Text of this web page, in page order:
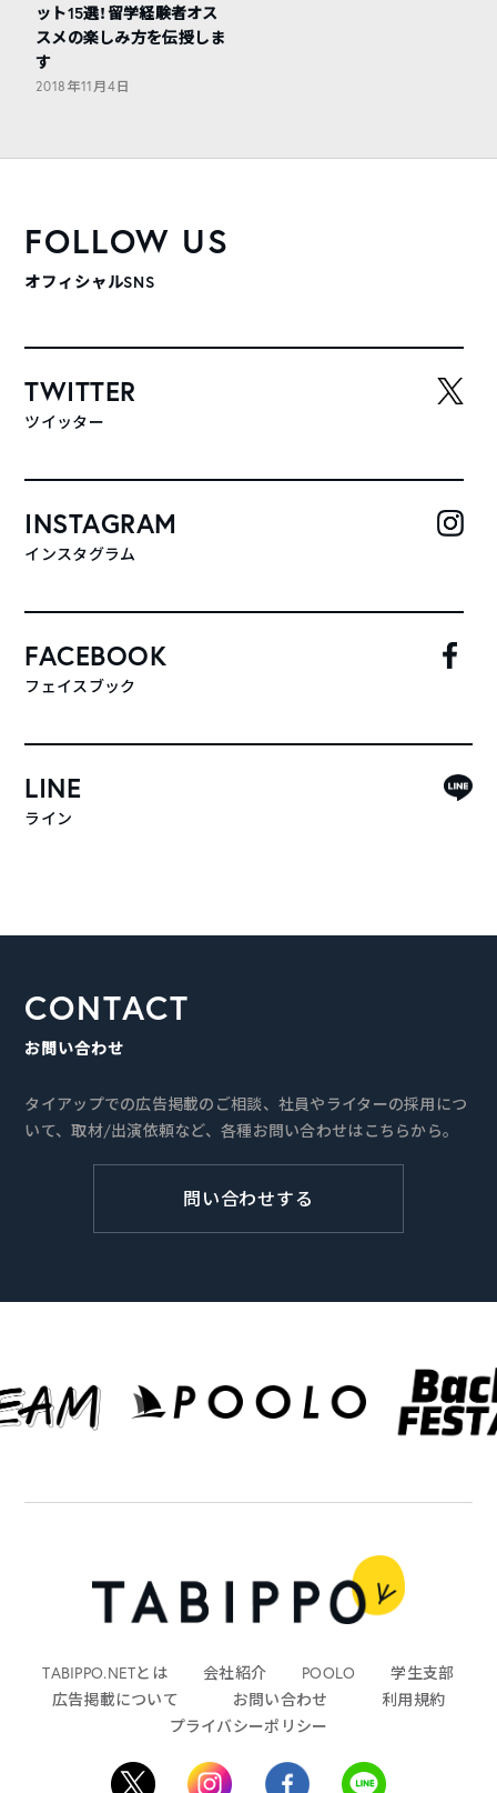
ット15選！留学経験者オス
スメの楽しみ方を伝授しま
す
2018年11月4日
FOLLOW US
オフィシャルSNS
TWITTER
ツイッター
INSTAGRAM
インスタグラム
FACEBOOK
フェイスブック
LINE
ライン
CONTACT
お問い合わせ
タイアップでの広告掲載のご相談、社員やライターの採用につ
いて、取材/出演依頼など、各種お問い合わせはこちらから。
問い合わせする
TABIPPO.NETとは 会社紹介 POOLO
学生支部
広告掲載について
お問い合わせ
利用規約
プライバシーポリシー